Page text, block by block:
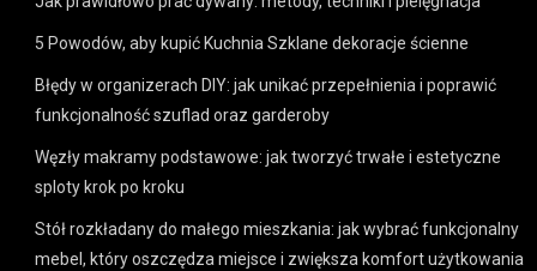
5 Powodów, aby kupić Kuchnia Szklane dekoracje ścienne
Błędy w organizerach DIY: jak unikać przepełnienia i poprawić
funkcjonalność szuflad oraz garderoby
Węzły makramy podstawowe: jak tworzyć trwałe i estetyczne
sploty krok po kroku
Stół rozkładany do małego mieszkania: jak wybrać funkcjonalny
mebel, który oszczędza miejsce i zwiększa komfort użytkowania